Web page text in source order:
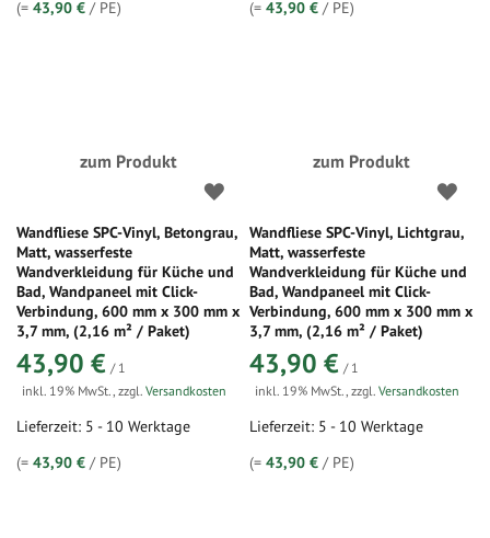
(= 43,90 € / PE)
(=43,90 € / PE)
zum Produkt
Wandfliese SPC-Vinyl, Betongrau,
Matt, wasserfeste
Wandverkleidung für Küche und
Bad, Wandpaneel mit Click-
Verbindung, 600 mm x 300 mm x
3,7 mm, (2,16 m² / Paket)
43,90 € / 1
inkl. 19% MwSt., zzgl. Versandkosten
Lieferzeit: 5 - 10 Werktage
(= 43,90 € / PE)
zum Produkt
Wandfliese SPC-Vinyl, Lichtgrau,
Matt, wasserfeste
Wandverkleidung für Küche und
Bad, Wandpaneel mit Click-
Verbindung, 600 mm x 300 mm x
3,7 mm, (2,16 m² / Paket)
43,90 € / 1
inkl. 19% MwSt.,zzgl.Versandkosten
Lieferzeit: 5 - 10 Werktage
(=43,90 € / PE)